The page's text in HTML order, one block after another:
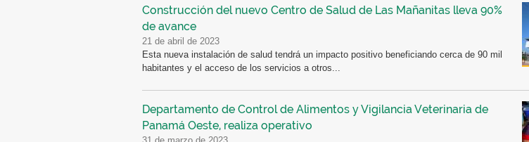
Construcción del nuevo Centro de Salud de Las Mañanitas lleva 90%
de avance
21 de abril de 2023
Esta nueva instalación de salud tendrá un impacto positivo beneficiando cerca de 90 mil
habitantes y el acceso de los servicios a otros...
Departamento de Control de Alimentos y Vigilancia Veterinaria de
Panamá Oeste, realiza operativo